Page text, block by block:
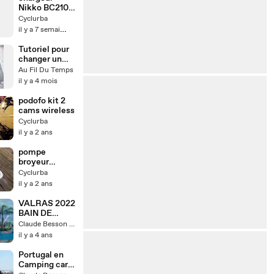
Nikko BC210
ou 7203
Cyclurba
il y a 7 semaines
Tutoriel pour
changer un
carrelage
cassé
Au Fil Du Temps
il y a 4 mois
podofo kit 2
cams wireless
Cyclurba
il y a 2 ans
pompe
broyeur
macerateur (1)
Cyclurba
il y a 2 ans
VALRAS 2022
BAIN DE
NOEL
Claude Besson Vidéos
il y a 4 ans
Portugal en
Camping car